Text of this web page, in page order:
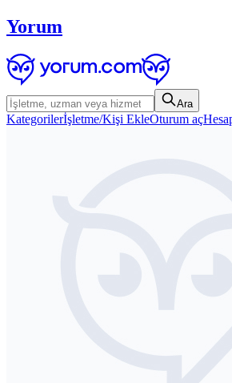
Yorum
Ara
Kategorilerİşletme/Kişi EkleOturum aç